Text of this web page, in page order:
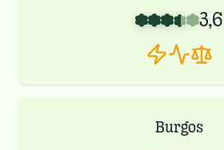
3,6
Burgos